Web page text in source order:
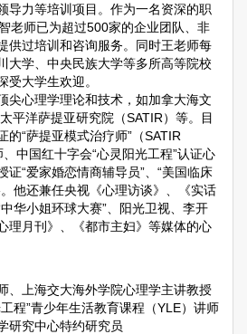
导力等培训项目。作为一名资深的职
老师已为超过500家的企业团队、非
供过培训和咨询服务。同时王老师每
大学、中央民族大学等多所高等院校
受大学生欢迎。
尖心理学理论和技术，如加拿大海文
平洋萨提亚研究院（SATIR）等。目
的“萨提亚模式治疗师”（SATIR
中国红十字会“心灵阳光工程”认证心
证“爱家婚恋情商辅导员”、“美国临床
他还兼任央视《心理访谈》、《实话
华小姐环球大赛”、阳光卫视、李开
理月刊》、《都市主妇》等媒体的心
、上海交大海外学院心理学主讲教授
程”青少年生活教育课程（YLE）讲师
研究中心特约研究员